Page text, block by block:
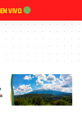
EN VIVO